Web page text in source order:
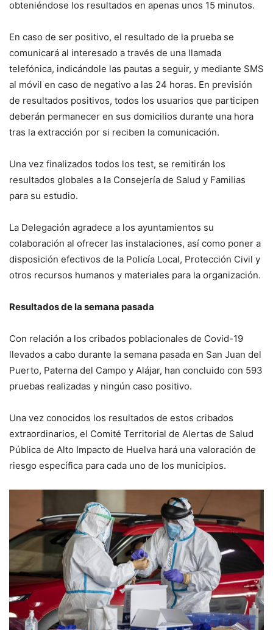
obteniéndose los resultados en apenas unos 15 minutos.
En caso de ser positivo, el resultado de la prueba se
comunicará al interesado a través de una llamada
telefónica, indicándole las pautas a seguir, y mediante SMS
al móvil en caso de negativo a las 24 horas. En previsión
de resultados positivos, todos los usuarios que participen
deberán permanecer en sus domicilios durante una hora
tras la extracción por si reciben la comunicación.
Una vez finalizados todos los test, se remitirán los
resultados globales a la Consejería de Salud y Familias
para su estudio.
La Delegación agradece a los ayuntamientos su
colaboración al ofrecer las instalaciones, así como poner a
disposición efectivos de la Policía Local, Protección Civil y
otros recursos humanos y materiales para la organización.
Resultados de la semana pasada
Con relación a los cribados poblacionales de Covid-19
llevados a cabo durante la semana pasada en San Juan del
Puerto, Paterna del Campo y Alájar, han concluido con 593
pruebas realizadas y ningún caso positivo.
Una vez conocidos los resultados de estos cribados
extraordinarios, el Comité Territorial de Alertas de Salud
Pública de Alto Impacto de Huelva hará una valoración de
riesgo específica para cada uno de los municipios.